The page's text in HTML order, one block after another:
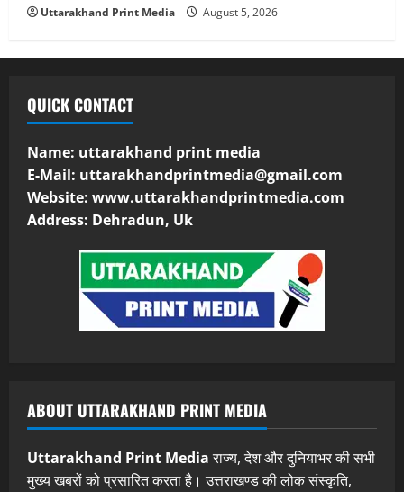
Uttarakhand Print Media August 5, 2026
QUICK CONTACT
Name: uttarakhand print media
E-Mail: uttarakhandprintmedia@gmail.com
Website: www.uttarakhandprintmedia.com
Address: Dehradun, Uk
ABOUT UTTARAKHAND PRINT MEDIA
Uttarakhand Print Mediaराज्य, देश और दुनियाभर की सभी
मुख्य खबरों को प्रसारित करता है। उत्तराखण्ड की लोक संस्कृति,